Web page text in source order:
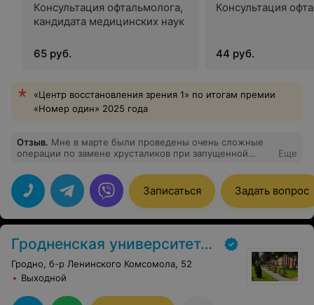
Консультация офтальмолога,
кандидата медицинских наук
65 руб.
Консультация
44 руб.
«Центр восстановления зрения 1» по итогам премии
«Номер один» 2025 года
Отзыв. Мне в марте были проведены очень сложные
операции по замене хрусталиков при запущенной
заведующему медицинским отделением Овсянику
Олегу Александровичу и врачу-анестезиологу-
реаниматологу Залевскому Вадиму Тадеушевичу за
высокий профессионализм, внимательное и чуткое
отношение . Будьте всегда здоровы и счастливы! Ваш
Огромное спасибо!
Еще
Записаться Задать вопрос
Гродненская университетская клиника
Гродно, б-р Ленинского Комсомола, 52
Выходной